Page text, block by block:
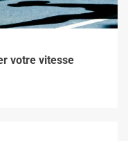
votre vitesse